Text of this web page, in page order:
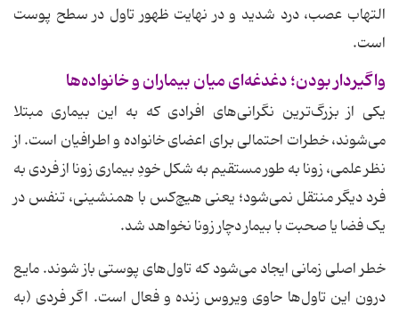
التهاب عصب، درد شدید و در نهایت ظهور تاول در سطح پوست
است.
واگیردار بودن؛ دغدغه‌ای میان بیماران و خانواده‌ها
یکی از بزرگ‌ترین نگرانی‌های افرادی که به این بیماری مبتلا
می‌شوند، خطرات احتمالی برای اعضای خانواده و اطرافیان است. از
نظر علمی، زونا به طور مستقیم به شکل خودِ بیماری زونا از فردی به
فرد دیگر منتقل نمی‌شود؛ یعنی هیچ‌کس با همنشینی، تنفس در
یک فضا یا صحبت با بیمار دچار زونا نخواهد شد.
خطر اصلی زمانی ایجاد می‌شود که تاول‌های پوستی باز شوند. مایع
درون این تاول‌ها حاوی ویروس زنده و فعال است. اگر فردی (به